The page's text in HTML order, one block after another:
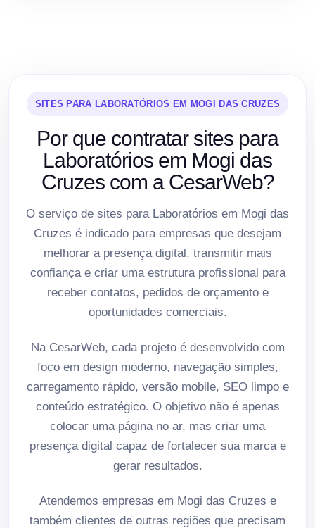
SITES PARA LABORATÓRIOS EM MOGI DAS CRUZES
Por que contratar sites para
Laboratórios em Mogi das
Cruzes com a CesarWeb?
O serviço de sites para Laboratórios em Mogi das
Cruzes é indicado para empresas que desejam
melhorar a presença digital, transmitir mais
confiança e criar uma estrutura profissional para
receber contatos, pedidos de orçamento e
oportunidades comerciais.
Na CesarWeb, cada projeto é desenvolvido com
foco em design moderno, navegação simples,
carregamento rápido, versão mobile, SEO limpo e
conteúdo estratégico. O objetivo não é apenas
colocar uma página no ar, mas criar uma
presença digital capaz de fortalecer sua marca e
gerar resultados.
Atendemos empresas em Mogi das Cruzes e
também clientes de outras regiões que precisam